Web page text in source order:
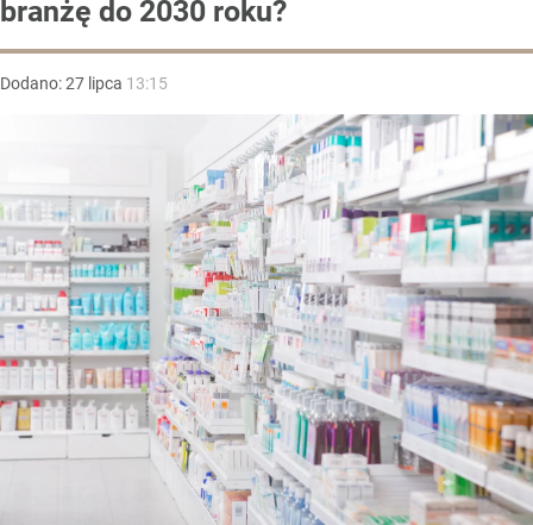
branżę do 2030 roku?
Dodano:27 lipca 13:15